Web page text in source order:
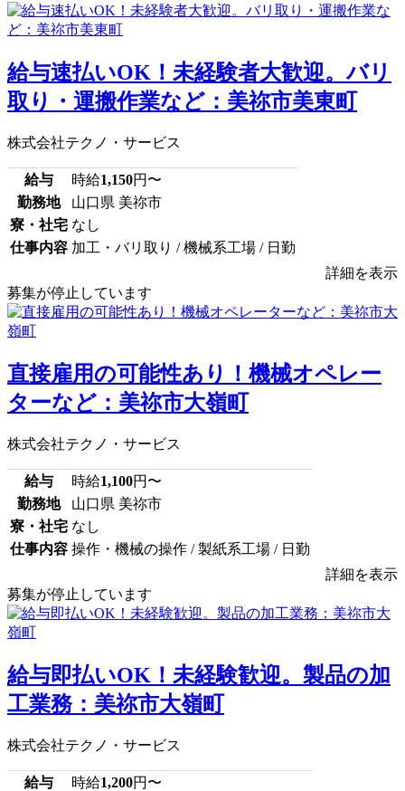
給与速払いOK！未経験者大歓迎。バリ
取り・運搬作業など：美祢市美東町
株式会社テクノ・サービス
給与 時給1,150円〜
勤務地
山口県 美祢市
寮・社宅 なし
仕事内容 加工・バリ取り / 機械系工場 / 日勤
詳細を表示
募集が停止しています
直接雇用の可能性あり！機械オペレー
ターなど：美祢市大嶺町
株式会社テクノ・サービス
給与 時給1,100円〜
勤務地
山口県 美祢市
寮・社宅 なし
仕事内容 操作・機械の操作 / 製紙系工場 / 日勤
詳細を表示
募集が停止しています
給与即払いOK！未経験歓迎。製品の加
工業務：美祢市大嶺町
株式会社テクノ・サービス
給与 時給1,200円〜